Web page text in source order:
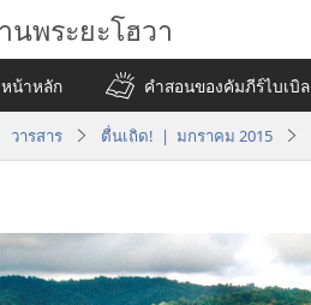
นพระยะโฮวา
หน้าหลัก
คำสอนของคัมภีร์ไบเบิล
วารสาร ตื่นเถิด! | มกราคม 2015